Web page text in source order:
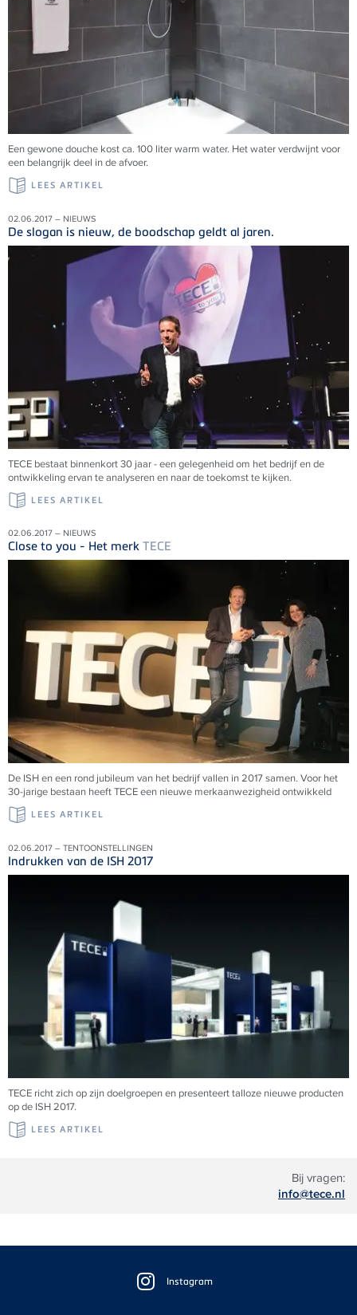
Bij vragen:
info@tece.nl
Een gewone douche kost ca. 100 liter warm water. Het water verdwijnt voor
een belangrijk deel in de afvoer.
LEES ARTIKEL
02.06.2017 – NIEUWS
De slogan is nieuw, de boodschap geldt al jaren.
TECE bestaat binnenkort 30 jaar - een gelegenheid om het bedrijf en de
ontwikkeling ervan te analyseren en naar de toekomst te kijken.
LEES ARTIKEL
02.06.2017 – NIEUWS
Close to you - Het merk TECE
De ISH en een rond jubileum van het bedrijf vallen in 2017 samen. Voor het
30-jarige bestaan heeft TECE een nieuwe merkaanwezigheid ontwikkeld
LEES ARTIKEL
02.06.2017 – TENTOONSTELLINGEN
Indrukken van de ISH 2017
TECE richt zich op zijn doelgroepen en presenteert talloze nieuwe producten
op de ISH 2017.
LEES ARTIKEL
Instagram